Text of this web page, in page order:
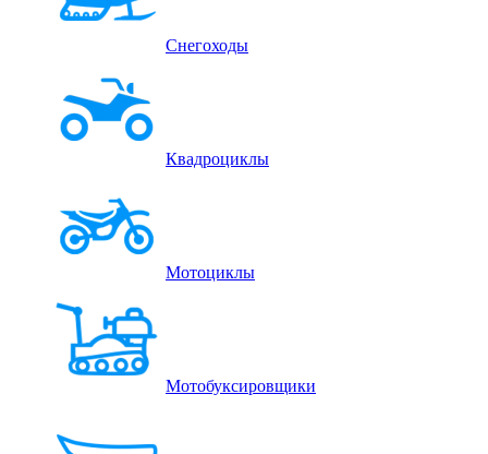
Снегоходы
Квадроциклы
Мотоциклы
Мотобуксировщики